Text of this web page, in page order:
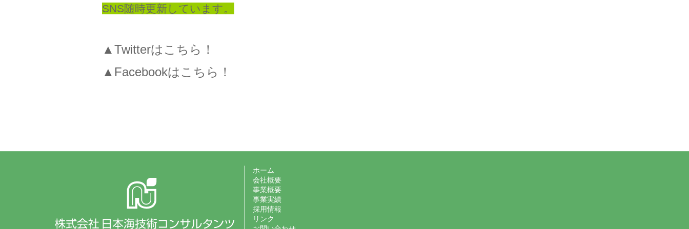
SNS随時更新しています。
▲Twitterはこちら！
▲Facebookはこちら！
ホーム
会社概要
事業概要
事業実績
採用情報
リンク